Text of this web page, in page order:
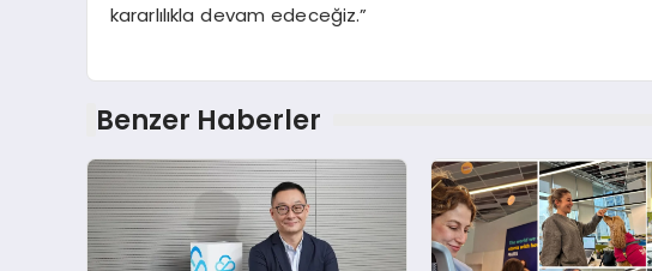
kararlılıkla devam edeceğiz.”
Benzer Haberler